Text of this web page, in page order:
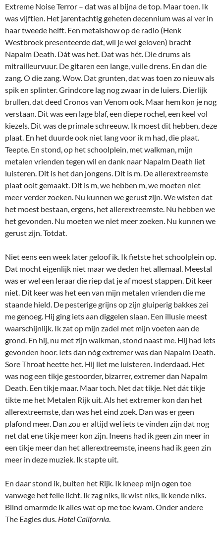
Extreme Noise Terror – dat was al bijna de top. Maar toen. Ik
was vijftien. Het jarentachtig geheten decennium was al ver in
haar tweede helft. Een metalshow op de radio (Henk
Westbroek presenteerde dat, wil je wel geloven) bracht
Napalm Death. Dát was het. Dat was hét. Die drums als
mitrailleurvuur. De gitaren een lange, vuile drens. En dan die
zang. O die zang. Wow. Dat grunten, dat was toen zo nieuw als
spik en splinter. Grindcore lag nog zwaar in de luiers. Dierlijk
brullen, dat deed Cronos van Venom ook. Maar hem kon je nog
verstaan. Dit was een lage blaf, een diepe rochel, een keel vol
kiezels. Dit was de primale schreeuw. Ik moest dit hebben, deze
plaat. En het duurde ook niet lang voor ik m had, die plaat.
Teepte. En stond, op het schoolplein, met walkman, mijn
metalen vrienden tegen wil en dank naar Napalm Death liet
luisteren. Dit is het dan jongens. Dit is m. De allerextreemste
plaat ooit gemaakt. Dit is m, we hebben m, we moeten niet
meer verder zoeken. Nu kunnen we gerust zijn. We wisten dat
het moest bestaan, ergens, het allerextreemste. Nu hebben we
het gevonden. Nu moeten we niet meer zoeken. Nu kunnen we
gerust zijn. Totdat.
Niet eens een week later geloof ik. Ik fietste het schoolplein op.
Dat mocht eigenlijk niet maar we deden het allemaal. Meestal
was er wel een leraar die riep dat je af moest stappen. Dit keer
niet. Dit keer was het een van mijn metalen vrienden die me
staande hield. De pesterige grijns op zijn gluiperig bakkes zei
me genoeg. Hij ging iets aan diggelen slaan. Een illusie meest
waarschijnlijk. Ik zat op mijn zadel met mijn voeten aan de
grond. En hij, nu met zijn walkman, stond naast me. Hij had iets
gevonden hoor. Iets dan nóg extremer was dan Napalm Death.
Sore Throat heette het. Hij liet me luisteren. Inderdaad. Het
was nog een tikje gestoorder, bizarrer, extremer dan Napalm
Death. Een tikje maar. Maar toch. Net dat tikje. Net dát tikje
tikte me het Metalen Rijk uit. Als het extremer kon dan het
allerextreemste, dan was het eind zoek. Dan was er geen
plafond meer. Dan zou er altijd wel iets te vinden zijn dat nog
net dat ene tikje meer kon zijn. Ineens had ik geen zin meer in
een tikje meer dan het allerextreemste, ineens had ik geen zin
meer in deze muziek. Ik stapte uit.
En daar stond ik, buiten het Rijk. Ik kneep mijn ogen toe
vanwege het felle licht. Ik zag niks, ik wist niks, ik kende niks.
Blind omarmde ik alles wat op me toe kwam. Onder andere
The Eagles dus. Hotel California.